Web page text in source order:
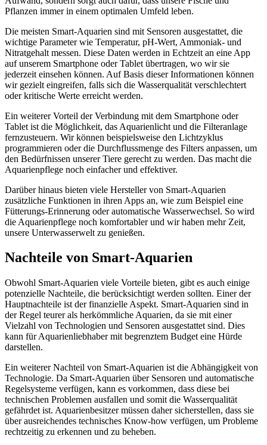
Pflanzen immer in einem optimalen Umfeld leben.
Die meisten Smart-Aquarien sind mit Sensoren ausgestattet, die
wichtige Parameter wie Temperatur, pH-Wert, Ammoniak- und
Nitratgehalt messen. Diese Daten werden in Echtzeit an eine App
auf unserem Smartphone oder Tablet übertragen, wo wir sie
jederzeit einsehen können. Auf Basis dieser Informationen können
wir gezielt eingreifen, falls sich die Wasserqualität verschlechtert
oder kritische Werte erreicht werden.
Ein weiterer Vorteil der Verbindung mit dem Smartphone oder
Tablet ist die Möglichkeit, das Aquarienlicht und die Filteranlage
fernzusteuern. Wir können beispielsweise den Lichtzyklus
programmieren oder die Durchflussmenge des Filters anpassen, um
den Bedürfnissen unserer Tiere gerecht zu werden. Das macht die
Aquarienpflege noch einfacher und effektiver.
Darüber hinaus bieten viele Hersteller von Smart-Aquarien
zusätzliche Funktionen in ihren Apps an, wie zum Beispiel eine
Fütterungs-Erinnerung oder automatische Wasserwechsel. So wird
die Aquarienpflege noch komfortabler und wir haben mehr Zeit,
unsere Unterwasserwelt zu genießen.
Nachteile von Smart-Aquarien
Obwohl Smart-Aquarien viele Vorteile bieten, gibt es auch einige
potenzielle Nachteile, die berücksichtigt werden sollten. Einer der
Hauptnachteile ist der finanzielle Aspekt. Smart-Aquarien sind in
der Regel teurer als herkömmliche Aquarien, da sie mit einer
Vielzahl von Technologien und Sensoren ausgestattet sind. Dies
kann für Aquarienliebhaber mit begrenztem Budget eine Hürde
darstellen.
Ein weiterer Nachteil von Smart-Aquarien ist die Abhängigkeit von
Technologie. Da Smart-Aquarien über Sensoren und automatische
Regelsysteme verfügen, kann es vorkommen, dass diese bei
technischen Problemen ausfallen und somit die Wasserqualität
gefährdet ist. Aquarienbesitzer müssen daher sicherstellen, dass sie
über ausreichendes technisches Know-how verfügen, um Probleme
rechtzeitig zu erkennen und zu beheben.